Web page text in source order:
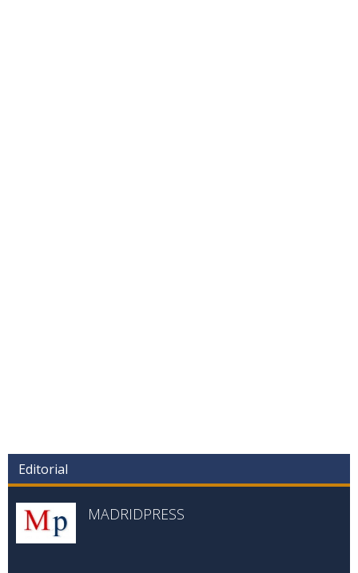
Editorial
MADRIDPRESS